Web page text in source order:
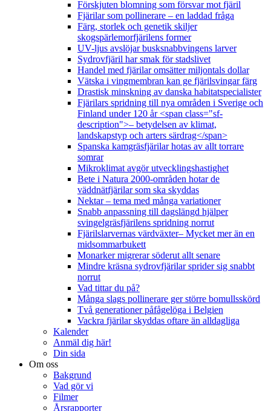
Förskjuten blomning som försvar mot fjäril
Fjärilar som pollinerare – en laddad fråga
Färg, storlek och genetik skiljer
skogspärlemorfjärilens former
UV-ljus avslöjar busksnabbvingens larver
Sydrovfjäril har smak för stadslivet
Handel med fjärilar omsätter miljontals dollar
Vätska i vingmembran kan ge fjärilsvingar färg
Drastisk minskning av danska habitatspecialister
Fjärilars spridning till nya områden i Sverige och
Finland under 120 år <span class="sf-
description">– betydelsen av klimat,
landskapstyp och arters särdrag</span>
Spanska kamgräsfjärilar hotas av allt torrare
somrar
Mikroklimat avgör utvecklingshastighet
Bete i Natura 2000-områden hotar de
väddnätfjärilar som ska skyddas
Nektar – tema med många variationer
Snabb anpassning till dagslängd hjälper
svingelgräsfjärilens spridning norrut
Fjärilslarvernas värdväxter– Mycket mer än en
midsommarbukett
Monarker migrerar söderut allt senare
Mindre kräsna sydrovfjärilar sprider sig snabbt
norrut
Vad tittar du på?
Många slags pollinerare ger större bomullsskörd
Två generationer påfågelöga i Belgien
Vackra fjärilar skyddas oftare än alldagliga
Kalender
Anmäl dig här!
Din sida
Om oss
Bakgrund
Vad gör vi
Filmer
Årsrapporter